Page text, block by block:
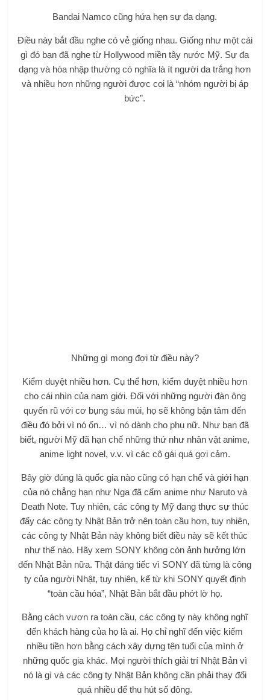
Bandai Namco cũng hứa hẹn sự đa dạng.
Điều này bắt đầu nghe có vẻ giống nhau. Giống như một cái
gì đó bạn đã nghe từ Hollywood miền tây nước Mỹ. Sự đa
dạng và hòa nhập thường có nghĩa là ít người da trắng hơn
và nhiều hơn những người được coi là “nhóm người bị áp
bức”.
Những gì mong đợi từ điều này?
Kiểm duyệt nhiều hơn. Cụ thể hơn, kiểm duyệt nhiều hơn
cho cái nhìn của nam giới. Đối với những người đàn ông
quyến rũ với cơ bụng sáu múi, họ sẽ không bận tâm đến
điều đó bởi vì nó ổn… vì nó dành cho phụ nữ. Như bạn đã
biết, người Mỹ đã hạn chế những thứ như nhân vật anime,
anime light novel, v.v. vì các cô gái quá gợi cảm.
Bây giờ đúng là quốc gia nào cũng có hạn chế và giới hạn
của nó chẳng hạn như Nga đã cấm anime như Naruto và
Death Note. Tuy nhiên, các công ty Mỹ đang thực sự thúc
đẩy các công ty Nhật Bản trở nên toàn cầu hơn, tuy nhiên,
các công ty Nhật Bản này không biết điều này sẽ kết thúc
như thế nào. Hãy xem SONY không còn ảnh hưởng lớn
đến Nhật Bản nữa. Thật đáng tiếc vì SONY đã từng là công
ty của người Nhật, tuy nhiên, kể từ khi SONY quyết định
“toàn cầu hóa”, Nhật Bản bắt đầu phớt lờ họ.
Bằng cách vươn ra toàn cầu, các công ty này không nghĩ
đến khách hàng của họ là ai. Họ chỉ nghĩ đến việc kiếm
nhiều tiền hơn bằng cách xây dựng tên tuổi của mình ở
những quốc gia khác. Mọi người thích giải trí Nhật Bản vì
nó là gì và các công ty Nhật Bản không cần phải thay đổi
quá nhiều để thu hút số đông.